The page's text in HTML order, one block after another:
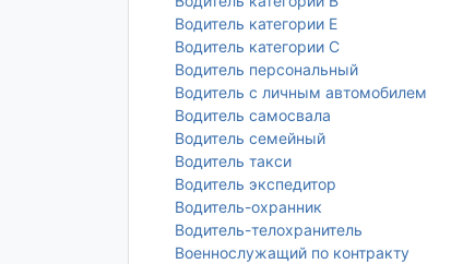
Водитель категории Е
Водитель категории С
Водитель персональный
Водитель с личным автомобилем
Водитель самосвала
Водитель семейный
Водитель такси
Водитель экспедитор
Водитель-охранник
Водитель-телохранитель
Военнослужащий по контракту